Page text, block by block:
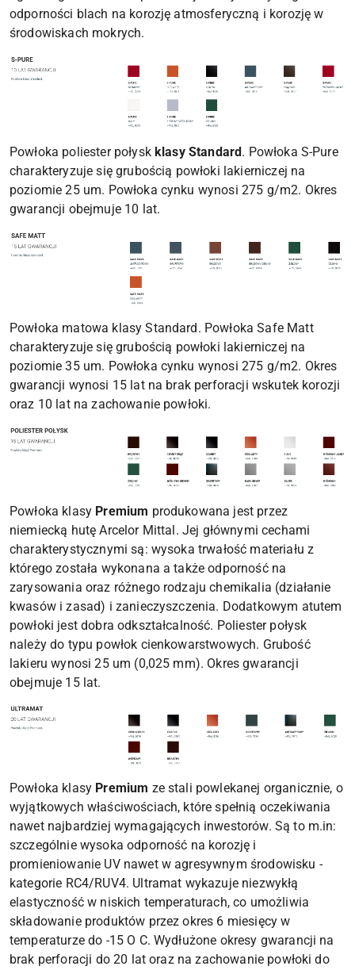
odporności blach na korozję atmosferyczną i korozję w
środowiskach mokrych.
Powłoka poliester połysk klasy Standard. Powłoka S-Pure
charakteryzuje się grubością powłoki lakierniczej na
poziomie 25 um. Powłoka cynku wynosi 275 g/m2. Okres
gwarancji obejmuje 10 lat.
Powłoka matowa klasy Standard. Powłoka Safe Matt
charakteryzuje się grubością powłoki lakierniczej na
poziomie 35 um. Powłoka cynku wynosi 275 g/m2. Okres
gwarancji wynosi 15 lat na brak perforacji wskutek korozji
oraz 10 lat na zachowanie powłoki.
Powłoka klasy Premium produkowana jest przez
niemiecką hutę Arcelor Mittal. Jej głównymi cechami
charakterystycznymi są: wysoka trwałość materiału z
którego została wykonana a także odporność na
zarysowania oraz różnego rodzaju chemikalia (działanie
kwasów i zasad) i zanieczyszczenia. Dodatkowym atutem
powłoki jest dobra odkształcalność. Poliester połysk
należy do typu powłok cienkowarstwowych. Grubość
lakieru wynosi 25 um (0,025 mm). Okres gwarancji
obejmuje 15 lat.
Powłoka klasy Premium ze stali powlekanej organicznie, o
wyjątkowych właściwościach, które spełnią oczekiwania
nawet najbardziej wymagających inwestorów. Są to m.in:
szczególnie wysoka odporność na korozję i
promieniowanie UV nawet w agresywnym środowisku -
kategorie RC4/RUV4. Ultramat wykazuje niezwykłą
elastyczność w niskich temperaturach, co umożliwia
składowanie produktów przez okres 6 miesięcy w
temperaturze do -15 O C. Wydłużone okresy gwarancji na
brak perforacji do 20 lat oraz na zachowanie powłoki do